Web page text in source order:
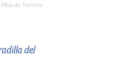
de Tormes
del